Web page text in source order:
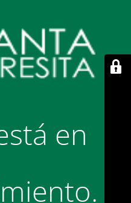
en